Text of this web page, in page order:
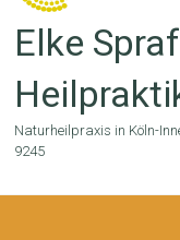
Elke
Naturheilpraxis in Köln-
9245